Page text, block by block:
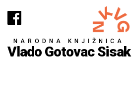
NARODNA KNJIŽNICA
Vlado Gotovac Sisak